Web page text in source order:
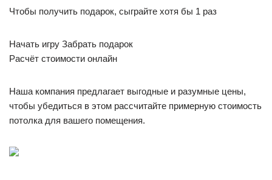
Чтобы получить подарок, сыграйте хотя бы 1 раз
Начать игру Забрать подарок
Расчёт стоимости онлайн
Наша компания предлагает выгодные и разумные цены,
чтобы убедиться в этом рассчитайте примерную стоимость
потолка для вашего помещения.